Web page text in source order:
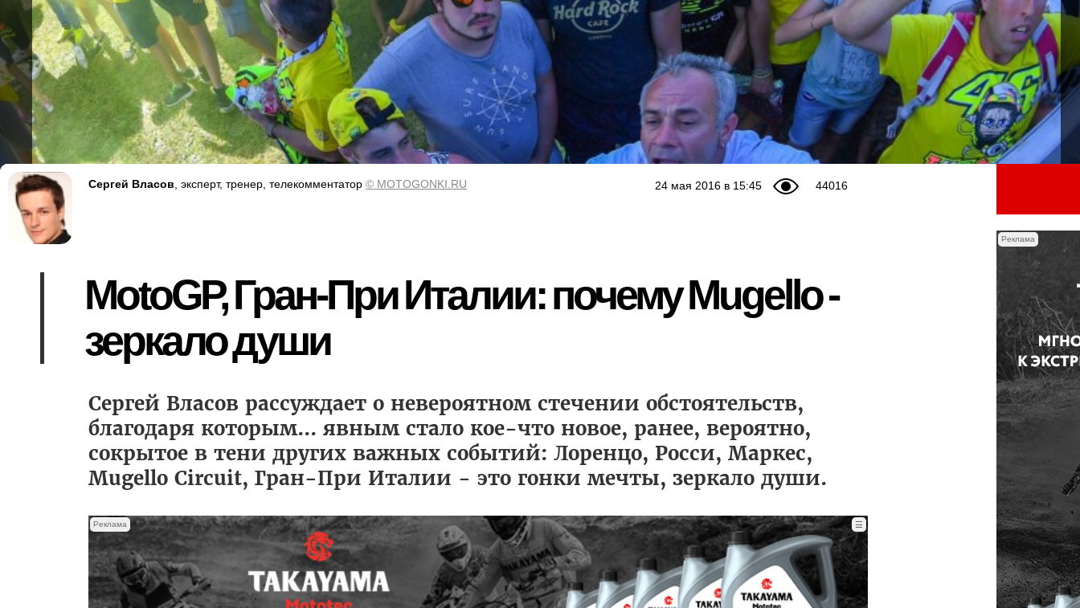
Реклама
44016
24 мая 2016 в 15:45
Сергей Власов , эксперт, тренер, телекомментатор © MOTOGONKI.RU
MotoGP, Гран-При Италии: почему Mugello -
зеркало души
Сергей Власов рассуждает о невероятном стечении обстоятельств,
благодаря которым... явным стало кое-что новое, ранее, вероятно,
сокрытое в тени других важных событий: Лоренцо, Росси, Маркес,
Mugello Circuit, Гран-При Италии - это гонки мечты, зеркало души.
Реклама ☰